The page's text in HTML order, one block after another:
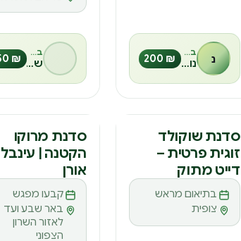
נ נויה ₪ 200 שי שקרצי ₪ 150
ס
סדנת שוקולד
זוגית פרטית –
דייט מתוק
בתיאום מראש
צופית
ס
סדנת מרוקו
הקטנה | עינבל
אורן
קבעו מפגש
באר שבע ועד
לאזור השרון
הצפוני